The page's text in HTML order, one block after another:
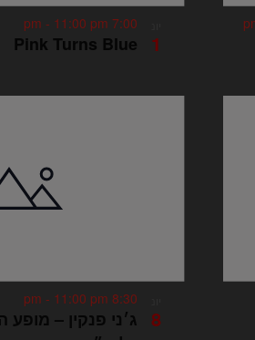
1
Pink Turns Blue
7:00 pm
- 11:00 pm
8
ג׳ני פנקין –
8:30 pm
- 11:00 pm